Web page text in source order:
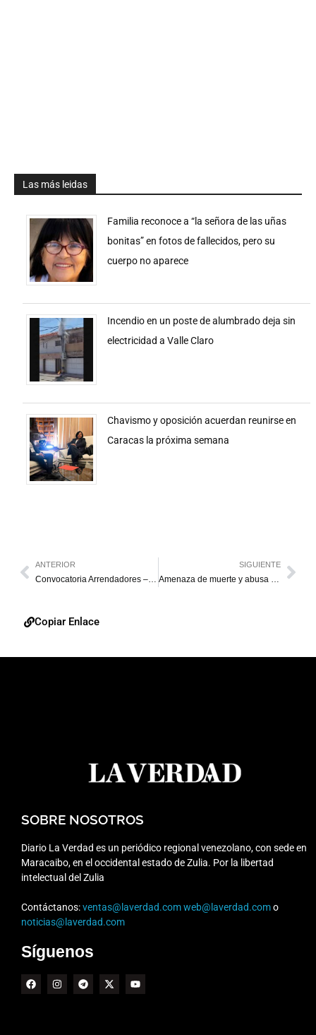
Las más leidas
Familia reconoce a “la señora de las uñas
bonitas” en fotos de fallecidos, pero su
cuerpo no aparece
Incendio en un poste de alumbrado deja sin
electricidad a Valle Claro
Chavismo y oposición acuerdan reunirse en
Caracas la próxima semana
ANTERIOR SIGUIENTE
Copiar Enlace
SOBRE NOSOTROS
Diario La Verdad es un periódico regional venezolano, con sede en
Maracaibo, en el occidental estado de Zulia. Por la libertad
intelectual del Zulia
Contáctanos:ventas@laverdad.comweb@laverdad.como
noticias@laverdad.com
Síguenos